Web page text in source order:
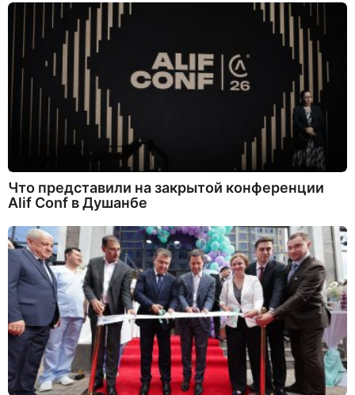
Что представили на закрытой конференции
Alif Conf в Душанбе